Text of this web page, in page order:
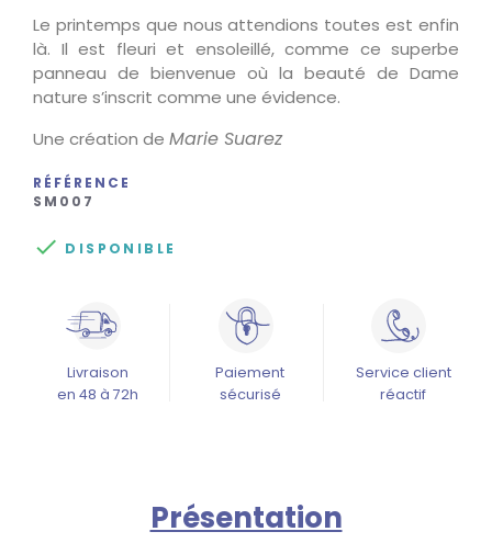
Le printemps que nous attendions toutes est enfin
là. Il est fleuri et ensoleillé, comme ce superbe
panneau de bienvenue où la beauté de Dame
nature s’inscrit comme une évidence.
Une création de Marie Suarez
RÉFÉRENCE
SM007
 DISPONIBLE
Livraison
en 48 à 72h
Paiement
sécurisé
Service client
réactif
Présentation